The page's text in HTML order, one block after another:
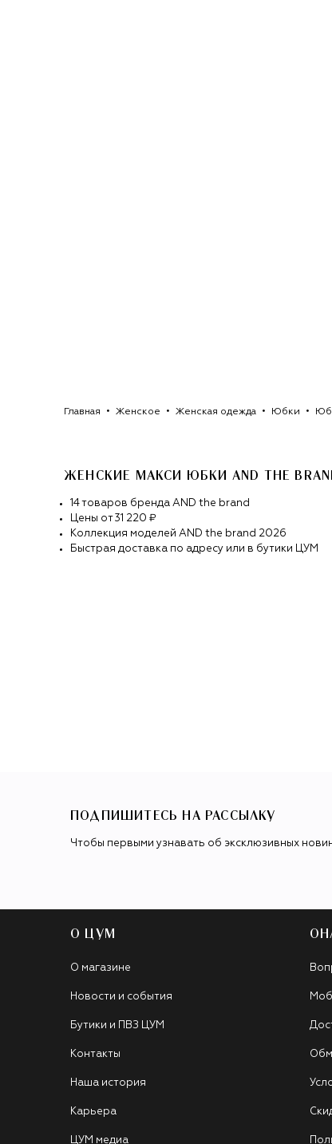
Главная Женское Женская одежда Юбки
ЖЕНСКИЕ МАКСИ ЮБКИ AND THE
14товаров бренда AND the brand
Цены от31 220 ₽
Коллекция моделей AND the brand 2026
Быстрая доставка по адресу или в бутики ЦУМ
ПОДПИШИТЕСЬ НА РАССЫЛКУ
Чтобы первыми узнавать об эксклюзивных
О ЦУМ
О магазине
Новости и события
Бутики и ПВЗ ЦУМ
Контакты
Наша история
Карьера
ЦУМ медиа